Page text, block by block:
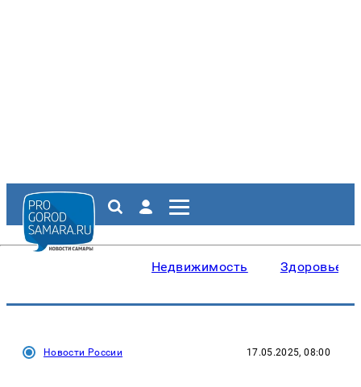
Недвижимость Здоровье
Новости России 17.05.2025, 08:00